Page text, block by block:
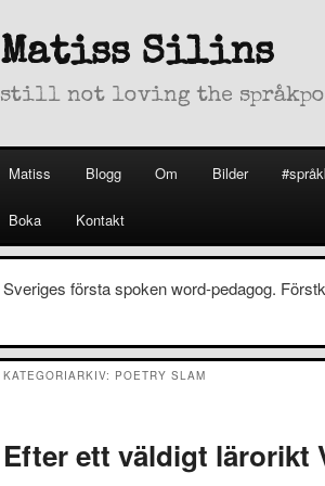
Matiss Silins
still not loving the
Hoppa
till
huvudinnehåll
Hoppa
till
sekundärt
Matiss Blogg Om Bilder
Boka Kontakt
Sveriges första spoken word-pedagog.
KATEGORIARKIV: POETRY SLAM
Efter ett väldigt lärorikt